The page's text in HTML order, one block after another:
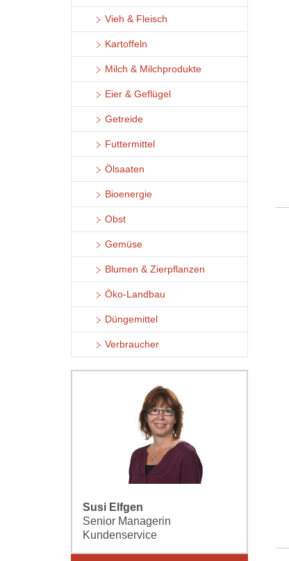
Vieh & Fleisch
Kartoffeln
Milch & Milchprodukte
Eier & Geflügel
Getreide
Futtermittel
Ölsaaten
Bioenergie
Obst
Gemüse
Blumen & Zierpflanzen
Öko-Landbau
Düngemittel
Verbraucher
Susi Elfgen
Senior Managerin
Kundenservice